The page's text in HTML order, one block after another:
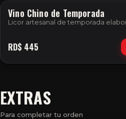
Vino Chino de Temporada
Licor artesanal de temporada
RD$ 445
EXTRAS
Para completar tu orden